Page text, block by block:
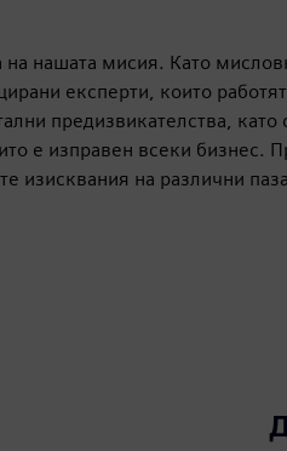
на нашата мисия. Като
експерти, които
предизвикателства,
е изправен всеки бизнес.
изисквания на различни